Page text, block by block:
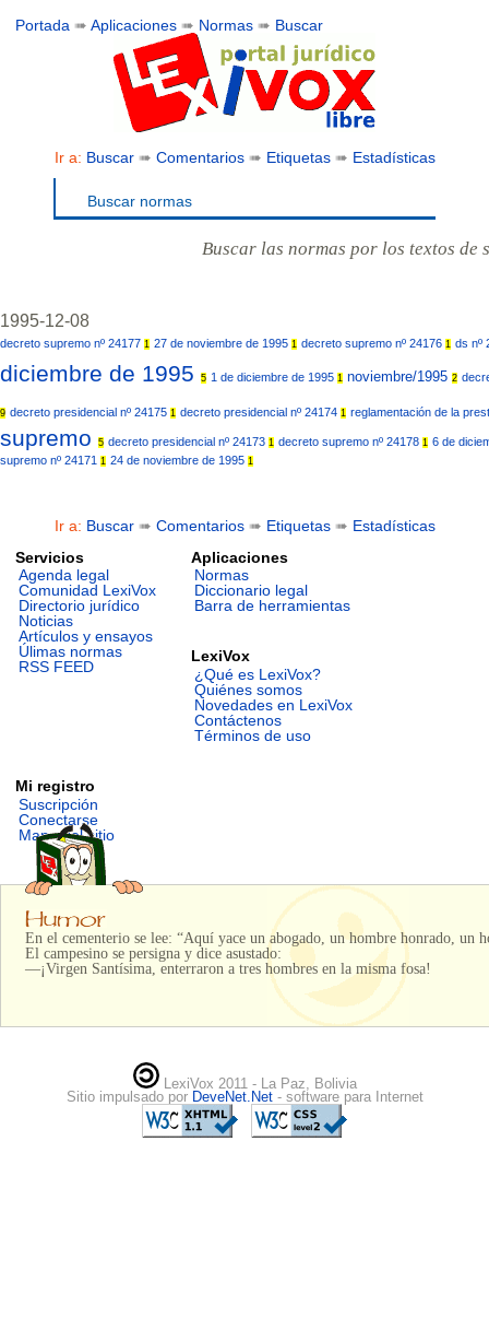
Portada ➠Aplicaciones ➠ Normas ➠ Buscar
Ir a: Buscar➠ Comentarios➠ Etiquetas➠ Estadísticas
Buscar normas
Buscar las normas por los textos de
1995-12-08
decreto supremo nº 24177 1 27 de noviembre de 1995 1 decreto supremo nº 24176 1 ds nº
diciembre de 1995 5 1 de diciembre de 1995 1 noviembre/1995 2
9 decreto presidencial nº 24175 1 decreto presidencial nº 24174 1 reglamentación de la
supremo 5 decreto presidencial nº 24173 1 decreto supremo nº 24178 1 6 de
supremo nº 24171 1 24 de noviembre de 1995 1
Ir a: Buscar➠ Comentarios➠ Etiquetas➠ Estadísticas
Servicios
Agenda legal
Comunidad LexiVox
Directorio jurídico
Noticias
Artículos y ensayos
Úlimas normas
RSS FEED
Aplicaciones
Normas
Diccionario legal
Barra de herramientas
LexiVox
¿Qué es LexiVox?
Quiénes somos
Novedades en LexiVox
Contáctenos
Términos de uso
Mi registro
Suscripción
Conectarse
Mapa del sitio
En el cementerio se lee: “Aquí yace un abogado, un hombre honrado, un
El campesino se persigna y dice asustado:
—¡Virgen Santísima, enterraron a tres hombres en la misma fosa!
LexiVox 2011 - La Paz, Bolivia
Sitio impulsado por DeveNet.Net - software para Internet